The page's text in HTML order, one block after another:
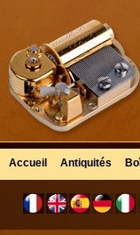
Accueil Antiquités